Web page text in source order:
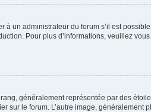
un administrateur du forum s’il est possible
Pour plus d’informations, veuillez
généralement représentée par des
sur le forum. L’autre image, généralement